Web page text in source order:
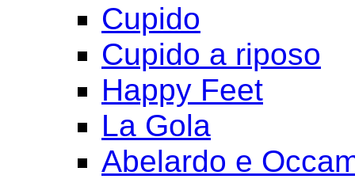
Cupido
Cupido a riposo
Happy Feet
La Gola
Abelardo e